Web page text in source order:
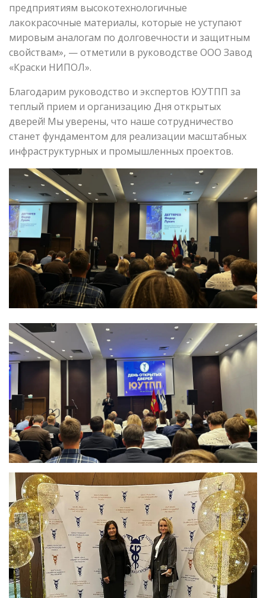
предприятиям высокотехнологичные
лакокрасочные материалы, которые не уступают
мировым аналогам по долговечности и защитным
свойствам», — отметили в руководстве ООО Завод
«Краски НИПОЛ».
Благодарим руководство и экспертов ЮУТПП за
теплый прием и организацию Дня открытых
дверей! Мы уверены, что наше сотрудничество
станет фундаментом для реализации масштабных
инфраструктурных и промышленных проектов.